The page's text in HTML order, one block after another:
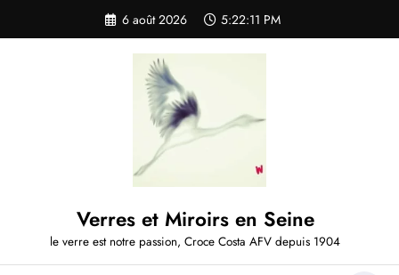
contenu
6 août 2026 5:22:12 PM
Verres et Miroirs en Seine
le verre est notre passion, Croce Costa AFV depuis 1904